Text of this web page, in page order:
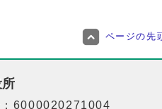
ページの先
：6000020271004